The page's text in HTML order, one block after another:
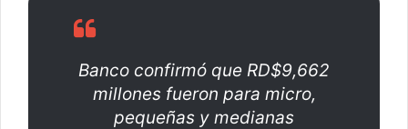
Banco confirmó que RD$9,662
millones fueron para micro,
pequeñas y medianas